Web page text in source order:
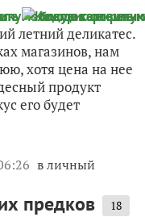
летний деликатес.
магазинов, нам
хотя цена на нее
продукт
его будет
в личный
предков 18